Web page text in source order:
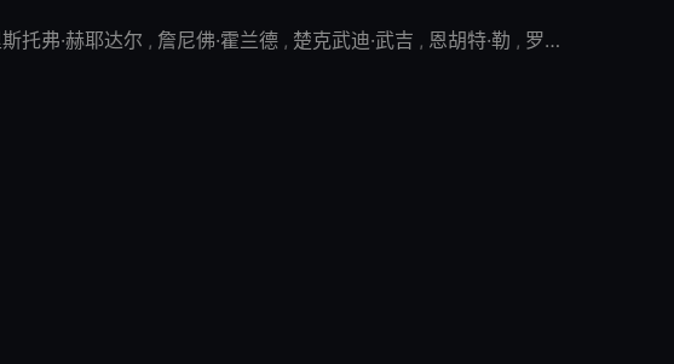
托弗·赫耶达尔 , 詹尼佛·霍兰德 , 楚克武迪·武吉 , 恩胡特·勒 , 罗伯特·帕特里克